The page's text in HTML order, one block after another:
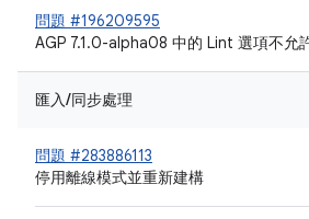
問題 #196209595
AGP 7.1.0-alpha08 中的 Lint 選項不允
匯入/同步處理
問題 #283886113
停用離線模式並重新建構